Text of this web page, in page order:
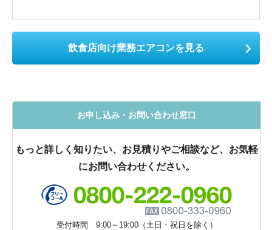
飲食店向け業務エアコンを見る
お申し込み・お問い合わせ窓口
もっと詳しく知りたい、お見積りやご相談など、お気軽
にお問い合わせください。
受付時間 9:00～19:00（土日・祝日を除く）